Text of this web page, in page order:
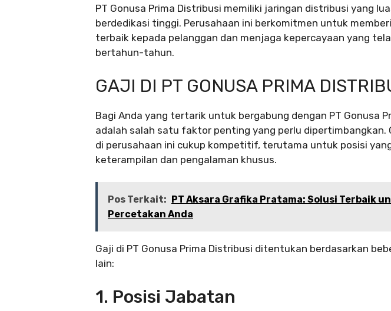
PT Gonusa Prima Distribusi memiliki jaringan distribusi yang
berdedikasi tinggi. Perusahaan ini berkomitmen untuk
terbaik kepada pelanggan dan menjaga kepercayaan yang
bertahun-tahun.
GAJI DI PT GONUSA PRIMA
Bagi Anda yang tertarik untuk bergabung dengan PT Gonusa
adalah salah satu faktor penting yang perlu dipertimbangkan.
di perusahaan ini cukup kompetitif, terutama untuk posisi
keterampilan dan pengalaman khusus.
Pos Terkait:
PT Aksara Grafika Pratama: Solusi Terbaik
Percetakan Anda
Gaji di PT Gonusa Prima Distribusi ditentukan berdasarkan
lain:
1. Posisi Jabatan